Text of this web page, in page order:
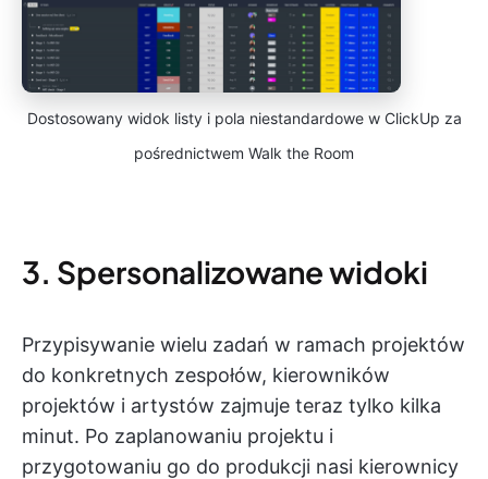
Dostosowany widok listy i pola niestandardowe w ClickUp za
pośrednictwem Walk the Room
3. Spersonalizowane widoki
Przypisywanie wielu zadań w ramach projektów
do konkretnych zespołów, kierowników
projektów i artystów zajmuje teraz tylko kilka
minut. Po zaplanowaniu projektu i
przygotowaniu go do produkcji nasi kierownicy